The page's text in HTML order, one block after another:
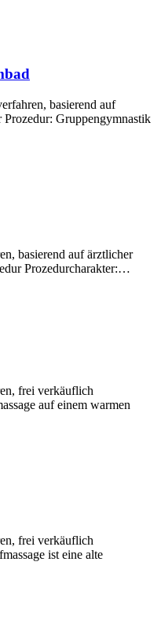
basierend auf
Gruppengymnastik
basierend auf ärztlicher
Prozedurcharakter:…
frei verkäuflich
auf einem warmen
frei verkäuflich
ist eine alte